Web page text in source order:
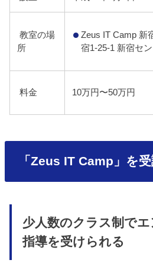
教室の場
所
Zeus IT Camp 新
宿1-25-1 新宿セン
料金 10万円〜50万円
「Zeus IT Camp」を
少人数のクラス制で
指導を受けられる